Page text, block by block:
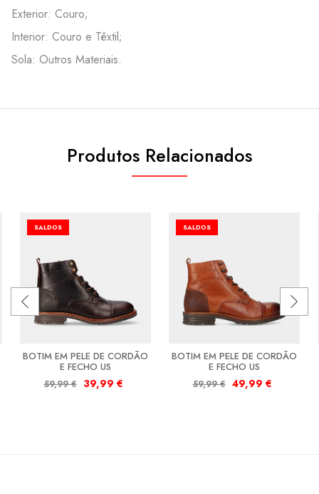
Exterior: Couro;
Interior: Couro e Têxtil;
Sola: Outros Materiais.
Produtos Relacionados
SALDOS
BOTIM EM PELE DE CORDÃO
E FECHO US
59,99€ 39,99 €
SALDOS
BOTIM EM PELE DE CORDÃO
E FECHO US
59,99€ 49,99 €